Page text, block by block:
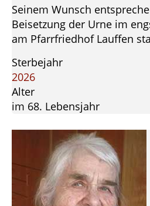
Seinem Wunsch
Beisetzung der Urne im
am Pfarrfriedhof Lauffen
Sterbejahr
2026
Alter
im 68. Lebensjahr